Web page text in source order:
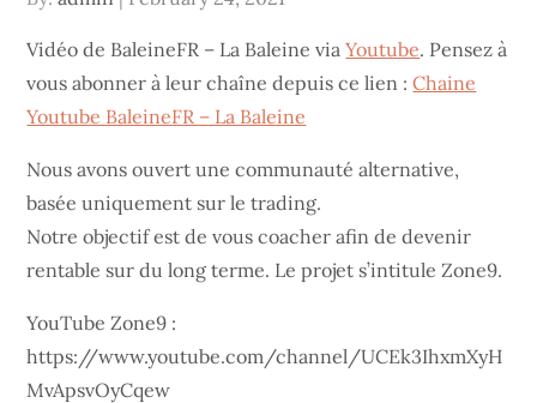
Vidéo de BaleineFR – La Baleine viaYoutube. Pensez à
vous abonner à leur chaîne depuis ce lien :Chaine
Youtube BaleineFR – La Baleine
Nous avons ouvert une communauté alternative,
basée uniquement sur le trading.
Notre objectif est de vous coacher afin de devenir
rentable sur du long terme. Le projet s’intitule Zone9.
YouTube Zone9 :
https://www.youtube.com/channel/UCEk3IhxmXyH
MvApsvOyCqew